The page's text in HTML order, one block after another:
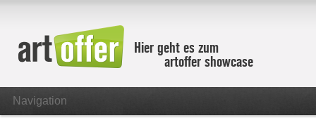
Hier geht es zum
artoffer showcase
Navigation